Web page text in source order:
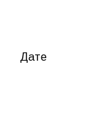
Дате